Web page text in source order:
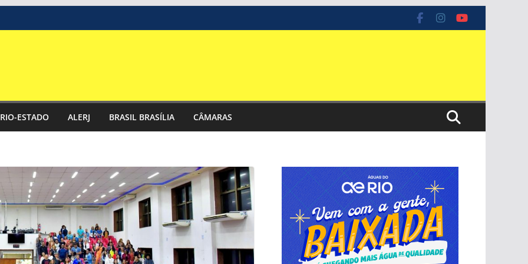
RIO-ESTADO ALERJ BRASIL BRASÍLIA CÂMARAS